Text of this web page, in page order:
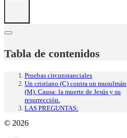
Tabla de contenidos
Pruebas circunstanciales
Un cristiano (C) contra un musulmán
(M). Causa: la muerte de Jesús y su
resurrección.
LAS PREGUNTAS:
© 2026